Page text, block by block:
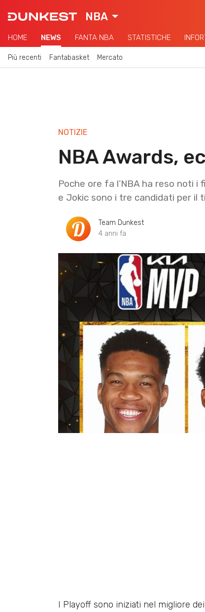
NBA
HOME NEWS FANTA NBA STATISTICHE
Più recenti Fantabasket Mercato
NOTIZIE
NBA Awards,
Poche ore fa l’NBA ha reso noti i
e Jokic sono i tre candidati per il
Team Dunkest
4 anni fa
I Playoff sono iniziati nel migliore